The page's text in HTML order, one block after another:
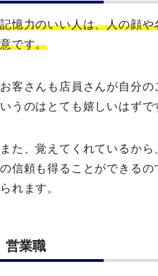
記憶力のいい人は、人の顔
意です。
お客さんも店員さんが自分
いうのはとても嬉しいはずで
また、覚えてくれているか
の信頼も得ることができるの
られます。
営業職